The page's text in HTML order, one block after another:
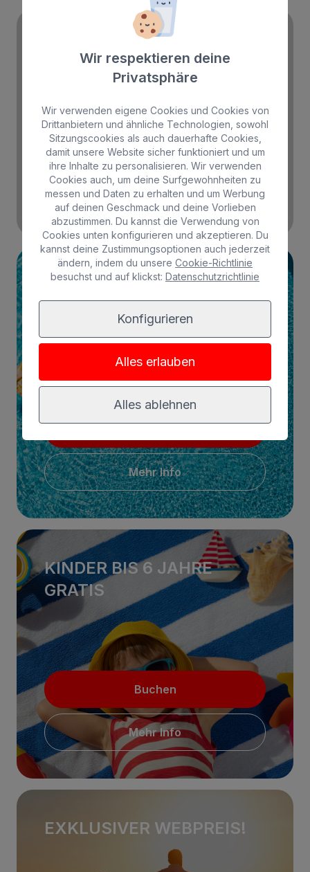
BULL FRIENDS
Buchen
Mehr Info
BUCHEN OHNE RISIKO -
BEZAHLEN SIE BEI ​​DER
ANKUNFT
Mehr Info
KINDER BIS 6 JAHRE
GRATIS
Buchen
Mehr Info
EXKLUSIVER WEBPREIS!
Wir respektieren deine
Privatsphäre
Wir verwenden eigene Cookies und Cookies von
Drittanbietern und ähnliche Technologien, sowohl
Sitzungscookies als auch dauerhafte Cookies,
damit unsere Website sicher funktioniert und um
ihre Inhalte zu personalisieren. Wir verwenden
Cookies auch, um deine Surfgewohnheiten zu
messen und Daten zu erhalten und um Werbung
auf deinen Geschmack und deine Vorlieben
abzustimmen. Du kannst die Verwendung von
Cookies unten konfigurieren und akzeptieren. Du
kannst deine Zustimmungsoptionen auch jederzeit
ändern, indem du unsere Cookie-Richtlinie
besuchst und auf klickst: Datenschutzrichtlinie
Konfigurieren
Alles erlauben
Alles ablehnen